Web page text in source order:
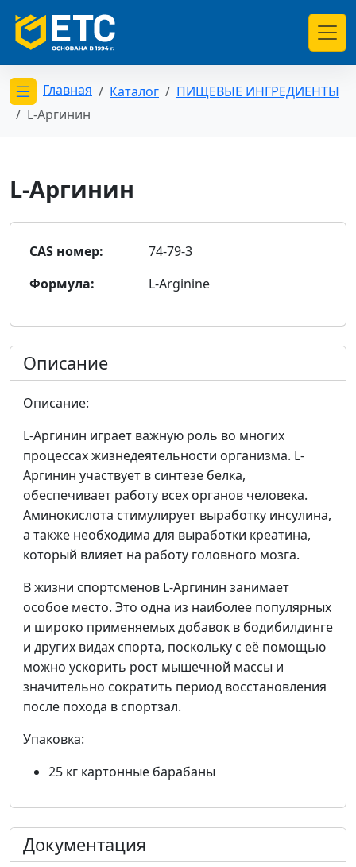
Открыть меню категорий
Главная Каталог
ПИЩЕВЫЕ ИНГРЕДИЕНТЫ
L-Аргинин
L-Аргинин
CAS номер:
74-79-3
Формула:
L-Arginine
Описание
Описание:
L-Аргинин играет важную роль во многих
процессах жизнедеятельности организма. L-
Аргинин участвует в синтезе белка,
обеспечивает работу всех органов человека.
Аминокислота стимулирует выработку инсулина,
а также необходима для выработки креатина,
который влияет на работу головного мозга.
В жизни спортсменов L-Аргинин занимает
особое место. Это одна из наиболее популярных
и широко применяемых добавок в бодибилдинге
и других видах спорта, поскольку с её помощью
можно ускорить рост мышечной массы и
значительно сократить период восстановления
после похода в спортзал.
Упаковка:
25 кг картонные барабаны
Документация